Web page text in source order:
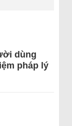
dùng
pháp lý